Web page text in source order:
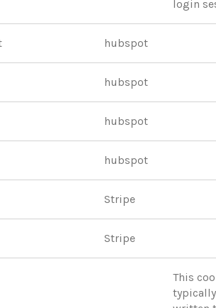
login
hubspot
hubspot
hubspot
hubspot
Stripe
Stripe
This
typically